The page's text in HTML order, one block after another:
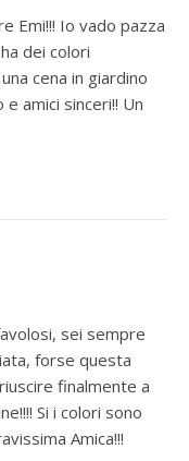
Emi!!! Io vado pazza
dei colori
cena in giardino
amici sinceri!! Un
sei sempre
forse questa
finalmente a
Si i colori sono
Amica!!!